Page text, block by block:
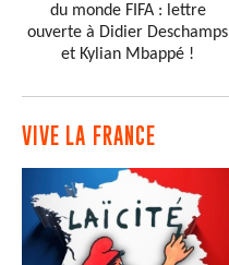
du monde FIFA : lettre
ouverte à Didier Deschamps
et Kylian Mbappé !
VIVE LA FRANCE